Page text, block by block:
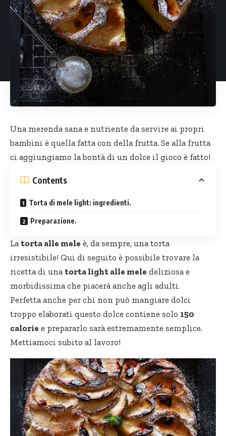
Una merenda sana e nutriente da servire ai propri
bambini è quella fatta con della frutta. Se alla frutta
ci aggiungiamo la bontà di un dolce il gioco è fatto!
Contents
Torta di mele light: ingredienti.
Preparazione.
La torta alle mele è, da sempre, una torta
irresistibile! Qui di seguito è possibile trovare la
ricetta di una torta light alle mele deliziosa e
morbidissima che piacerà anche agli adulti.
Perfetta anche per chi non può mangiare dolci
troppo elaborati questo dolce contiene solo 150
calorie e prepararlo sarà estremamente semplice.
Mettiamoci subito al lavoro!